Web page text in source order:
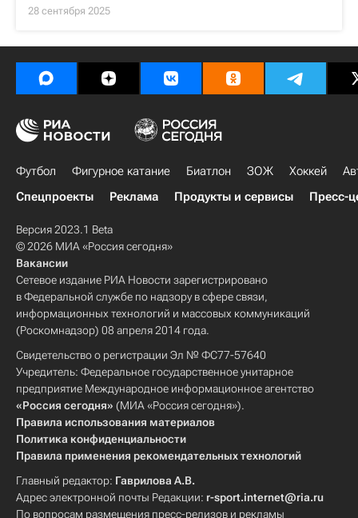
28 сентября 2025
Футбол Фигурное катание Биатлон ЗОЖ Хоккей
Спецпроекты
Реклама Продукты и сервисы Пресс-
Версия 2023.1 Beta
© 2026 МИА «Россия сегодня»
Вакансии
Сетевое издание РИА Новости зарегистрировано
в Федеральной службе по надзору в сфере связи,
информационных технологий и массовых коммуникаций
(Роскомнадзор) 08 апреля 2014 года.
Свидетельство о регистрации Эл № ФС77-57640
Учредитель: Федеральное государственное унитарное
предприятие Международное информационное агентство
«Россия сегодня» (МИА «Россия сегодня»).
Правила использования материалов
Политика конфиденциальности
Правила применения рекомендательных технологий
Главный редактор: Гаврилова А.В.
Адрес электронной почты Редакции: r-sport.internet@ria.ru
По вопросам размещения пресс-релизов и рекламы